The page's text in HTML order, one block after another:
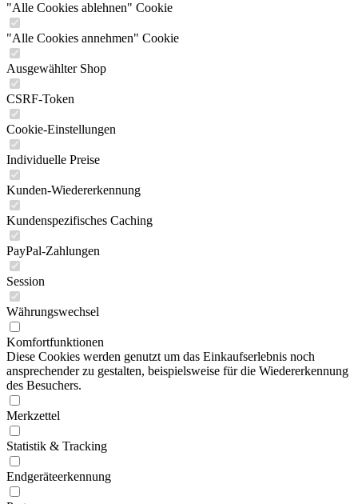
"Alle Cookies ablehnen" Cookie
"Alle Cookies annehmen" Cookie
Ausgewählter Shop
CSRF-Token
Cookie-Einstellungen
Individuelle Preise
Kunden-Wiedererkennung
Kundenspezifisches Caching
PayPal-Zahlungen
Session
Währungswechsel
Komfortfunktionen
Diese Cookies werden genutzt um das Einkaufserlebnis noch
ansprechender zu gestalten, beispielsweise für die Wiedererkennung
des Besuchers.
Merkzettel
Statistik & Tracking
Endgeräteerkennung